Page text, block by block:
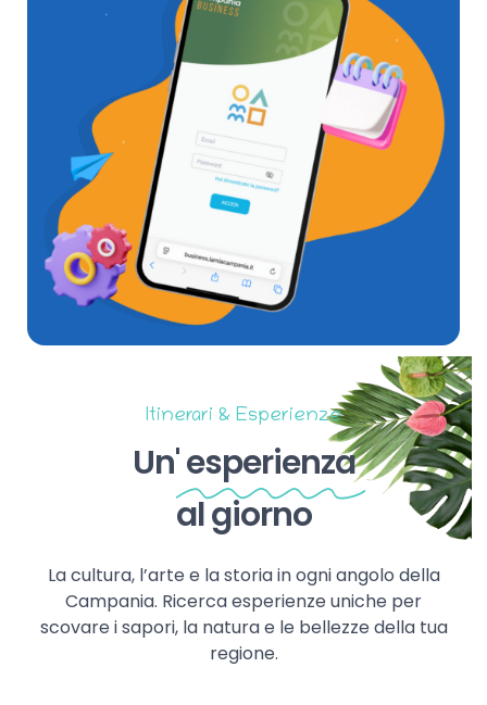
Itinerari & Esperienze
Un'esperienza
al giorno
La cultura, l’arte e la storia in ogni angolo della
Campania. Ricerca esperienze uniche per
scovare i sapori, la natura e le bellezze della tua
regione.